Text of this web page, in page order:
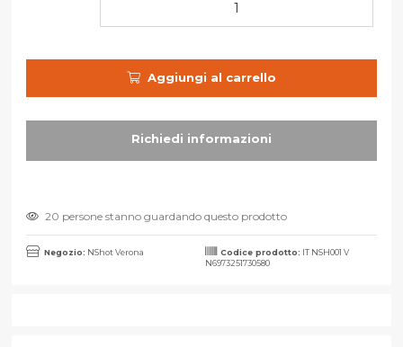
Aggiungi al carrello
20 persone stanno guardando questo prodotto
Negozio: NShot Verona Codice prodotto: IT NSH001 V
N6973251730580